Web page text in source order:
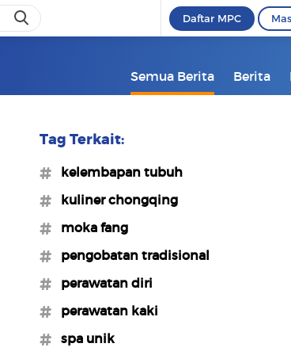
Daftar MPC
Semua Berita Berita
Tag Terkait:
#kelembapan tubuh
#kuliner chongqing
#moka fang
#pengobatan tradisional
#perawatan diri
#perawatan kaki
#spa unik